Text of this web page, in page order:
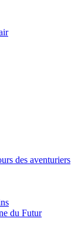
des aventuriers
du Futur